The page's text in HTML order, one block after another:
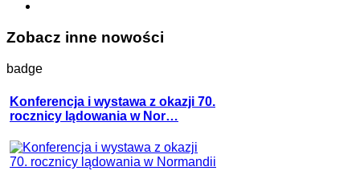
Zobacz inne nowości
badge
Konferencja i wystawa z okazji 70.
rocznicy lądowania w Nor…